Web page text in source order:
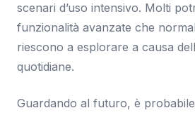
scenari d’uso intensivo. Molti
funzionalità avanzate che
riescono a esplorare a causa
quotidiane.
Guardando al futuro, è